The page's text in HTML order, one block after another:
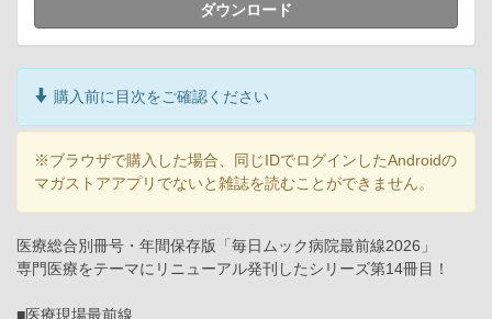
ダウンロード
購入前に目次をご確認ください
※ブラウザで購入した場合、同じIDでログインしたAndroidの
マガストアアプリでないと雑誌を読むことができません。
医療総合別冊号・年間保存版「毎日ムック病院最前線2026」
専門医療をテーマにリニューアル発刊したシリーズ第14冊目！
■医療現場最前線